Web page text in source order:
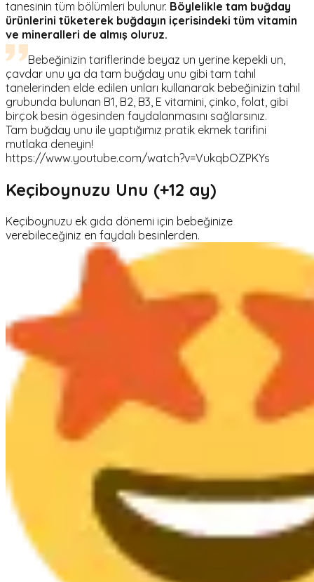
tanesinin tüm bölümleri bulunur. Böylelikle tam buğday
ürünlerini tüketerek buğdayın içerisindeki tüm vitamin
ve mineralleri de almış oluruz.
Bebeğinizin tariflerinde beyaz un yerine kepekli un,
çavdar unu ya da tam buğday unu gibi tam tahıl
tanelerinden elde edilen unları kullanarak bebeğinizin tahıl
grubunda bulunan B1, B2, B3, E vitamini, çinko, folat, gibi
birçok besin ögesinden faydalanmasını sağlarsınız.
Tam buğday unu ile yaptığımız pratik ekmek tarifini
mutlaka deneyin!
https://www.youtube.com/watch?v=VukqbOZPKYs
Keçiboynuzu Unu (+12 ay)
Keçiboynuzu ek gıda dönemi için bebeğinize
verebileceğiniz en faydalı besinlerden.